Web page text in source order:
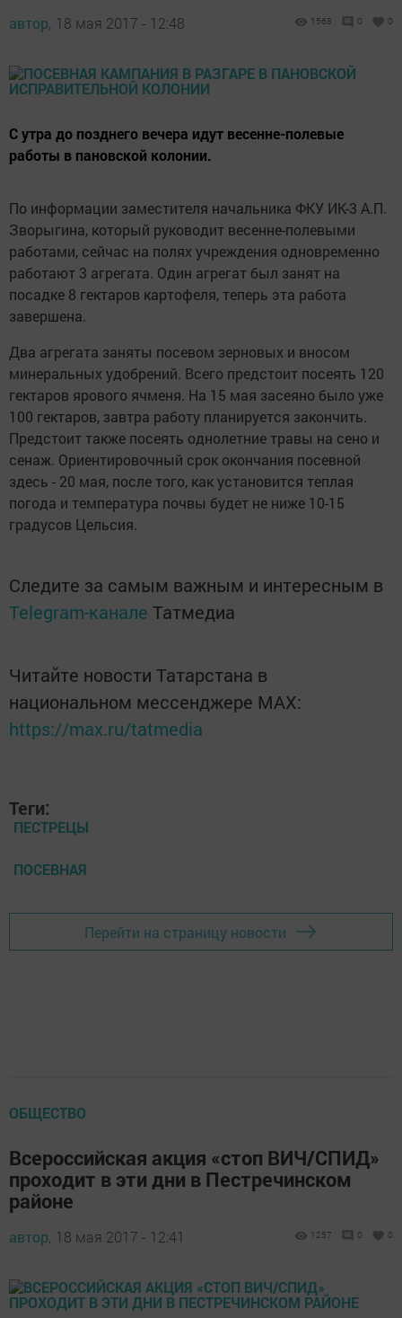
автор, 18 мая 2017 - 12:48 1568 0 0
С утра до позднего вечера идут весенне-полевые
работы в пановской колонии.
По информации заместителя начальника ФКУ ИК-3 А.П.
Зворыгина, который руководит весенне-полевыми
работами, сейчас на полях учреждения одновременно
работают 3 агрегата. Один агрегат был занят на
посадке 8 гектаров картофеля, теперь эта работа
завершена.
Два агрегата заняты посевом зерновых и вносом
минеральных удобрений. Всего предстоит посеять 120
гектаров ярового ячменя. На 15 мая засеяно было уже
100 гектаров, завтра работу планируется закончить.
Предстоит также посеять однолетние травы на сено и
сенаж. Ориентировочный срок окончания посевной
здесь - 20 мая, после того, как установится теплая
погода и температура почвы будет не ниже 10-15
градусов Цельсия.
Следите за самым важным и интересным в
Telegram-канале Татмедиа
Читайте новости Татарстана в
национальном мессенджере MАХ:
https://max.ru/tatmedia
Теги:
ПЕСТРЕЦЫ
ПОСЕВНАЯ
Перейти на страницу новости
ОБЩЕСТВО
Всероссийская акция «стоп ВИЧ/СПИД»
проходит в эти дни в Пестречинском
районе
автор, 18 мая 2017 - 12:41 1257 0 0